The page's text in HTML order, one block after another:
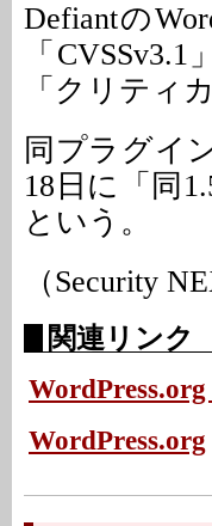
Defiantの
「
「クリティ
同プラグイ
18日に「同
という。
（Security
関連リンク
WordPress.org